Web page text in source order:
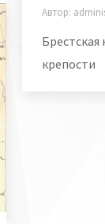
Автор:
крепости